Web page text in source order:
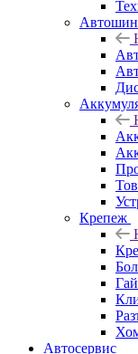
Крепеж
Автосервис